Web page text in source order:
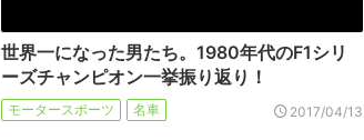
世界一になった男たち。1980年代のF1シリ
ーズチャンピオン一挙振り返り！
モータースポーツ 名車 2017/04/13